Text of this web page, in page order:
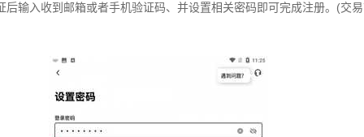
后输入收到邮箱或者手机验证码、并设置相关密码即可完成注册。(交